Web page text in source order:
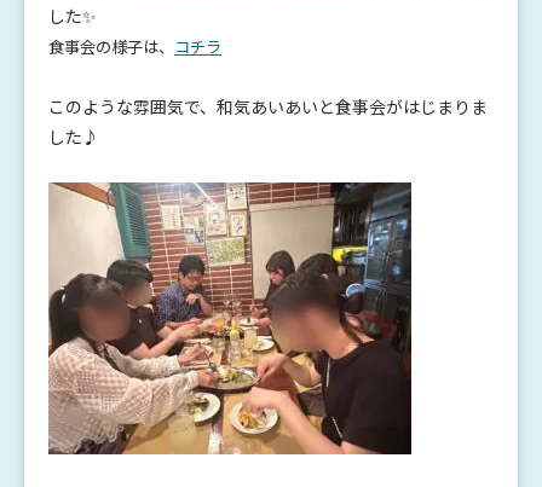
した✨
食事会の様子は、 コチラ
このような雰囲気で、和気あいあいと食事会がはじまりま
した♪